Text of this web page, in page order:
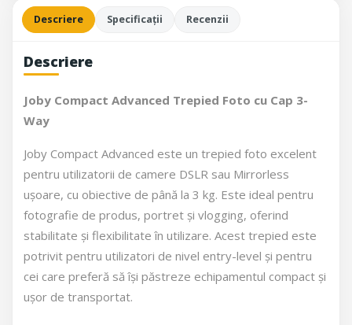
Descriere Specificații Recenzii
Descriere
Joby Compact Advanced Trepied Foto cu Cap 3-
Way
Joby Compact Advanced este un trepied foto excelent
pentru utilizatorii de camere DSLR sau Mirrorless
ușoare, cu obiective de până la 3 kg. Este ideal pentru
fotografie de produs, portret și vlogging, oferind
stabilitate și flexibilitate în utilizare. Acest trepied este
potrivit pentru utilizatori de nivel entry-level și pentru
cei care preferă să își păstreze echipamentul compact și
ușor de transportat.